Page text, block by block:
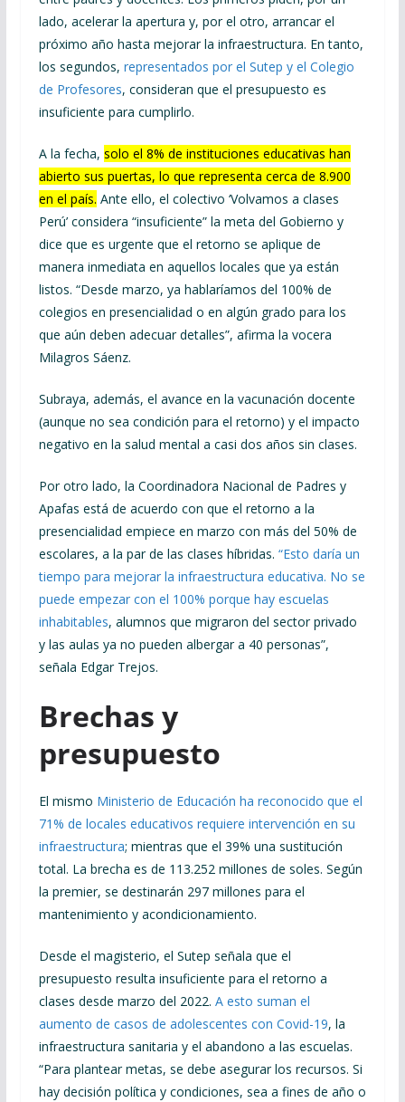
lado, acelerar la apertura y, por el otro, arrancar el
próximo año hasta mejorar la infraestructura. En tanto,
los segundos, representados por el Sutep y el Colegio
de Profesores, consideran que el presupuesto es
insuficiente para cumplirlo.
A la fecha, solo el 8% de instituciones educativas han
abierto sus puertas, lo que representa cerca de 8.900
en el país. Ante ello, el colectivo ‘Volvamos a clases
Perú’ considera “insuficiente” la meta del Gobierno y
dice que es urgente que el retorno se aplique de
manera inmediata en aquellos locales que ya están
listos. “Desde marzo, ya hablaríamos del 100% de
colegios en presencialidad o en algún grado para los
que aún deben adecuar detalles”, afirma la vocera
Milagros Sáenz.
Subraya, además, el avance en la vacunación docente
(aunque no sea condición para el retorno) y el impacto
negativo en la salud mental a casi dos años sin clases.
Por otro lado, la Coordinadora Nacional de Padres y
Apafas está de acuerdo con que el retorno a la
presencialidad empiece en marzo con más del 50% de
escolares, a la par de las clases híbridas. “Esto daría un
tiempo para mejorar la infraestructura educativa. No se
puede empezar con el 100% porque hay escuelas
inhabitables, alumnos que migraron del sector privado
y las aulas ya no pueden albergar a 40 personas”,
señala Edgar Trejos.
Brechas y
presupuesto
El mismo Ministerio de Educación ha reconocido que el
71% de locales educativos requiere intervención en su
infraestructura; mientras que el 39% una sustitución
total. La brecha es de 113.252 millones de soles. Según
la premier, se destinarán 297 millones para el
mantenimiento y acondicionamiento.
Desde el magisterio, el Sutep señala que el
presupuesto resulta insuficiente para el retorno a
clases desde marzo del 2022. A esto suman el
aumento de casos de adolescentes con Covid-19, la
infraestructura sanitaria y el abandono a las escuelas.
“Para plantear metas, se debe asegurar los recursos. Si
hay decisión política y condiciones, sea a fines de año o